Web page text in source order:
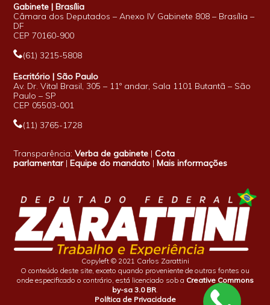
Gabinete | Brasília
Câmara dos Deputados – Anexo IV Gabinete 808 – Brasília –
DF
CEP 70160-900
(61) 3215-5808
Escritório | São Paulo
Av. Dr. Vital Brasil, 305 – 11º andar, Sala 1101 Butantã – São
Paulo – SP
CEP 05503-001
(11) 3765-1728
Transparência:Verba de gabinete |Cota
parlamentar|Equipe do mandato |Mais informações
Copyleft © 2021 Carlos Zarattini
O conteúdo deste site, exceto quando proveniente de outras fontes ou
onde especificado o contrário, está licenciado sob a Creative Commons
by-sa 3.0 BR
Política de Privacidade